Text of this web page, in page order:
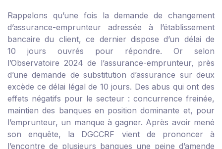
Rappelons qu’une fois la demande de changement
d’assurance-emprunteur adressée à l’établissement
bancaire du client, ce dernier dispose d’un délai de
10 jours ouvrés pour répondre. Or selon
l’Observatoire 2024 de l’assurance-emprunteur, près
d’une demande de substitution d’assurance sur deux
excède ce délai légal de 10 jours. Des abus qui ont des
effets négatifs pour le secteur : concurrence freinée,
maintien des banques en position dominante et, pour
l’emprunteur, un manque à gagner. Après avoir mené
son enquête, la DGCCRF vient de prononcer à
l’encontre de plusieurs banques une peine d’amende